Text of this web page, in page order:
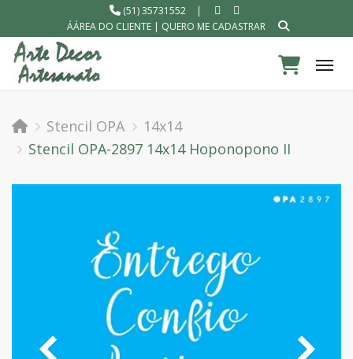
(51) 35731552
|
ÁÁREA DO CLIENTE| QUERO ME CADASTRAR
Stencil OPA
14x14
Stencil OPA-2897 14x14 Hoponopono II